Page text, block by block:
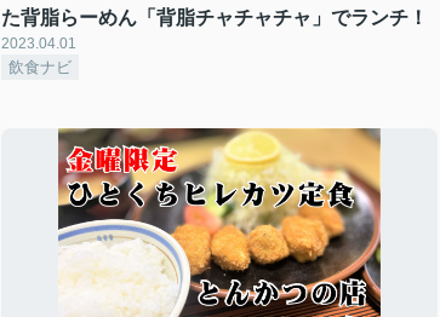
た背脂らーめん「背脂チャチャチャ」でランチ！
2023.04.01
飲食ナビ